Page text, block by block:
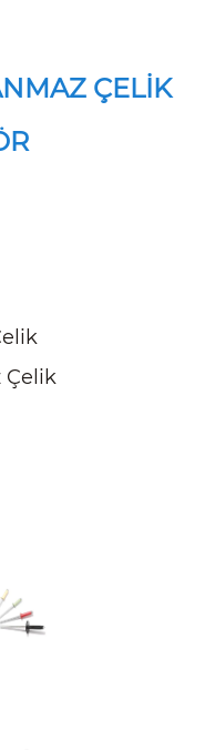
ÇELİK
Çelik